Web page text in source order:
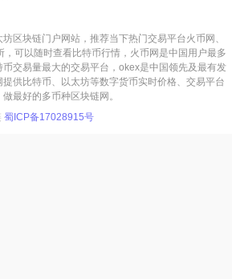
区块链门户网站，推荐当下热门交易平台火币网、
可以随时查看比特币行情，火币网是中国用户最多
交易量最大的交易平台，okex是中国领先及最有发
供比特币、以太坊等数字货币实时价格、交易平台
最好的多币种区块链网。
蜀ICP备17028915号